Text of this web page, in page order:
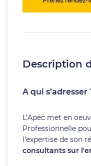
Description
A qui s’adresser
L’Apec met en
Professionnelle
l'expertise de son
consultants sur